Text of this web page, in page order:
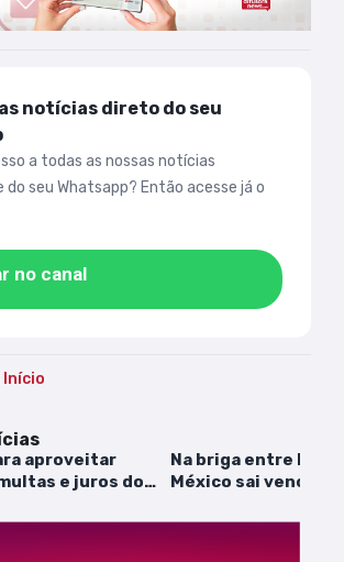
notícias direto do seu
a todas as nossas notícias
seu Whatsapp? Então acesse já o
no canal
aproveitar
e juros do
Na briga entre EUA
México sai